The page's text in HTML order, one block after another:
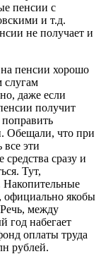
пенсии с
и т.д.
не получает и
пенсии хорошо
слугам
даже если
получит
поправить
Обещали, что при
эти
сразу и
Тут,
Накопительные
официально якобы
между
год набегает
оплаты труда
рублей.